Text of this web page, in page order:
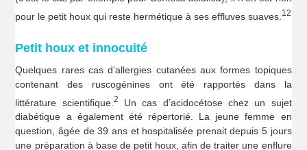
pour le petit houx qui reste hermétique à ses effluves suaves. 12
Petit houx et innocuité
Quelques rares cas d’allergies cutanées aux formes topiques
contenant des ruscogénines ont été rapportés dans la
littérature scientifique. 2
Un cas d’acidocétose chez un sujet
diabétique a également été répertorié. La jeune femme en
question, âgée de 39 ans et hospitalisée prenait depuis 5 jours
une préparation à base de petit houx, afin de traiter une enflure